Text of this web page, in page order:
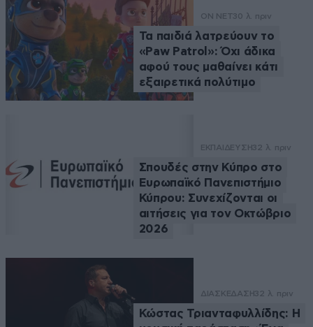
ON NET30 λ. πριν
Τα παιδιά λατρεύουν το
«Paw Patrol»: Όχι άδικα
αφού τους μαθαίνει κάτι
εξαιρετικά πολύτιμο
ΕΚΠΑΙΔΕΥΣΗ32 λ. πριν
Σπουδές στην Κύπρο στο
Ευρωπαϊκό Πανεπιστήμιο
Κύπρου: Συνεχίζονται οι
αιτήσεις για τον Οκτώβριο
2026
ΔΙΑΣΚΕΔΑΣΗ32 λ. πριν
Κώστας Τριανταφυλλίδης: Η